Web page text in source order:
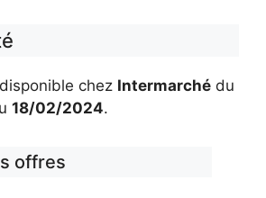
chez Intermarché du
18/02/2024.
offres